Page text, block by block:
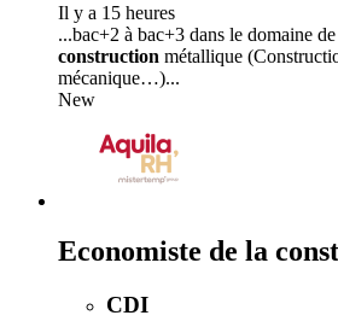
Il y a 15 heures
...bac+2 à bac+3 dans le domaine
construction métallique
mécanique…)...
New
Economiste de la
CDI